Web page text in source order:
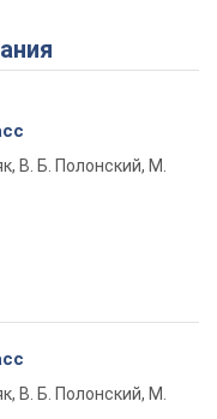
Video
В. Б. Полонский, М.
В. Б. Полонский, М.